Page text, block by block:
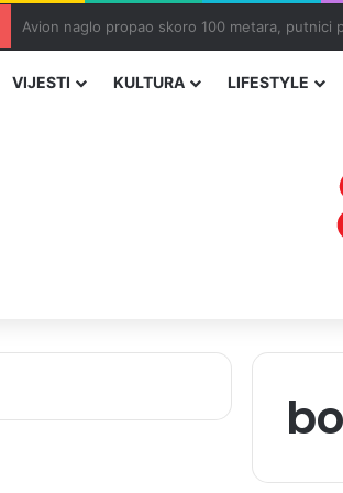
Zvizdić, Magazinović i Kojović traže poseban
VIJESTI KULTURA LIFESTYLE